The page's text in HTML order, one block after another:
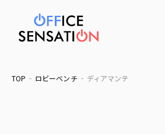
TOP ロビーベンチ ディアマンテ